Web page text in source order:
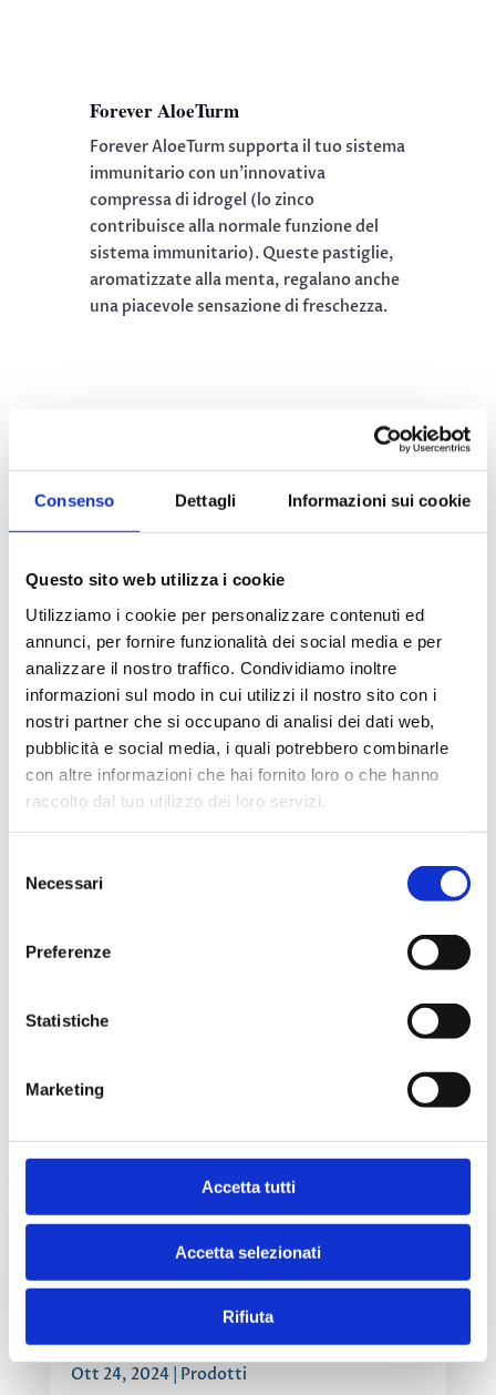
Consenso Dettagli Informazioni sui cookie
Questo sito web utilizza i cookie
Utilizziamo i cookie per personalizzare contenuti ed
annunci, per fornire funzionalità dei social media e per
analizzare il nostro traffico. Condividiamo inoltre
informazioni sul modo in cui utilizzi il nostro sito con i
nostri partner che si occupano di analisi dei dati web,
pubblicità e social media, i quali potrebbero combinarle
con altre informazioni che hai fornito loro o che hanno
raccolto dal tuo utilizzo dei loro servizi.
delNecessari
Preferenze
Statistiche
Marketing
Accetta tutti
Accetta selezionati
Rifiuta
Forever AloeTurm
Forever AloeTurm supporta il tuo sistema
immunitario con un’innovativa
compressa di idrogel (lo zinco
contribuisce alla normale funzione del
sistema immunitario). Queste pastiglie,
aromatizzate alla menta, regalano anche
una piacevole sensazione di freschezza.
←Bevande Aloe Vera Forever Absorbent-D
Bevande Aloe Vera
Ott 24, 2024| Prodotti